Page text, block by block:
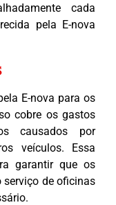
cada
pela E-nova
E-nova para os
cobre os gastos
causados por
veículos. Essa
garantir que os
de oficinas